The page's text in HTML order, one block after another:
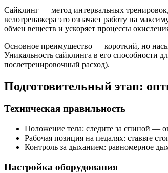
Сайклинг — метод интервальных
велотренажера это означает работу на
обмен веществ и ускоряет процессы
Основное преимущество — короткий, но
Уникальность сайклинга в его способности
послетренировочный расход).
Подготовительный этап:
Техническая правильность
Положение тела: следите за спиной —
Рабочая позиция на педалях: ставьте
Контроль за дыханием: равномерное
Настройка оборудования